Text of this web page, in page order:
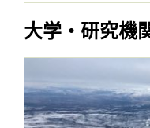
大学・研究機